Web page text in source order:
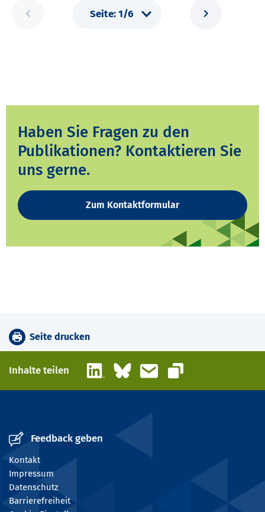
Haben Sie Fragen zu den
Publikationen? Kontaktieren Sie
uns gerne.
Zum Kontaktformular
Seite drucken
Inhalte teilen LinkedInBlueskyE-Mail
Link kopieren
Feedback geben
Kontakt
Impressum
Datenschutz
Barrierefreiheit